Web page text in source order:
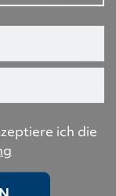
ich die